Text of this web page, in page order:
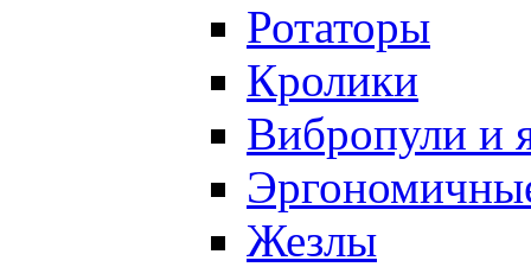
Ротаторы
Кролики
Вибропули и
Жезлы